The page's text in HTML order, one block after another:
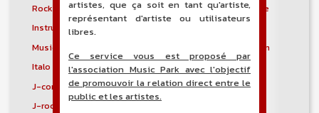
Rock industriel
Musique instrumentale
Instrumental
Musique irlandaise
Rock progressif italien
Italo Disco
Italo house
J-core
J-pop
J-rock
artistes, que ça soit en tant qu'artiste,
représentant d'artiste ou utilisateurs
libres.
Ce service vous est proposé par
l'association Music Park avec l'objectif
de promouvoir la relation direct entre le
public et les artistes.